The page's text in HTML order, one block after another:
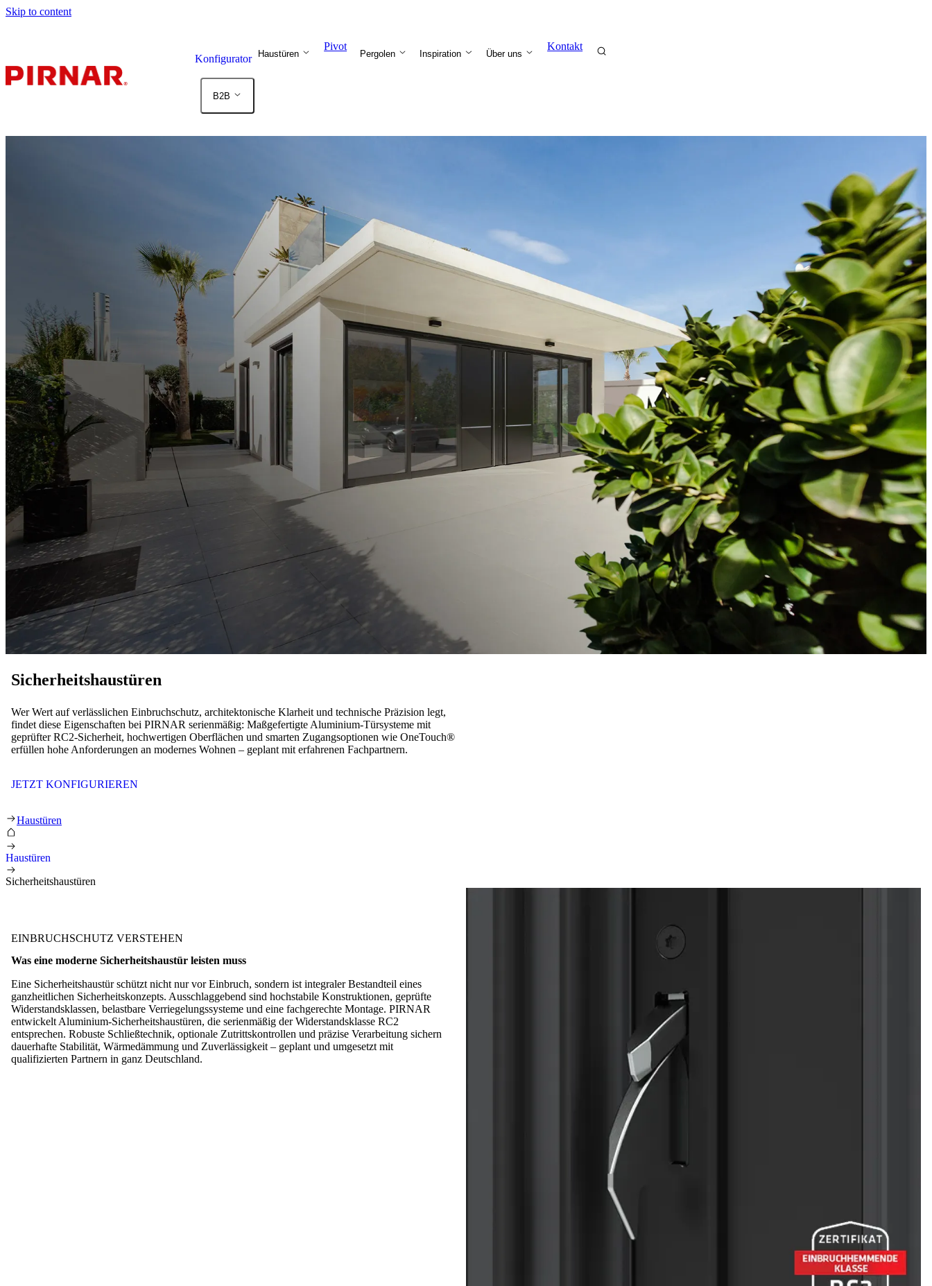
Skip to content
Konfigurator Haustüren
Pivot
Pergolen Inspiration Über uns
Kontakt
B2B
Sicherheitshaustüren
Wer Wert auf verlässlichen Einbruchschutz, architektonische Klarheit und technische Präzision legt,
findet diese Eigenschaften bei PIRNAR serienmäßig: Maßgefertigte Aluminium-Türsysteme mit
geprüfter RC2-Sicherheit, hochwertigen Oberflächen und smarten Zugangsoptionen wie OneTouch®
erfüllen hohe Anforderungen an modernes Wohnen – geplant mit erfahrenen Fachpartnern.
JETZT KONFIGURIEREN
Sicherheitshaustüren
Haustüren
Haustüren
Sicherheitshaustüren
EINBRUCHSCHUTZ VERSTEHEN
Was eine moderne Sicherheitshaustür leisten muss
Eine Sicherheitshaustür schützt nicht nur vor Einbruch, sondern ist integraler Bestandteil eines
ganzheitlichen Sicherheitskonzepts. Ausschlaggebend sind hochstabile Konstruktionen, geprüfte
Widerstandsklassen, belastbare Verriegelungssysteme und eine fachgerechte Montage. PIRNAR
entwickelt Aluminium-Sicherheitshaustüren, die serienmäßig der Widerstandsklasse RC2
entsprechen. Robuste Schließtechnik, optionale Zutrittskontrollen und präzise Verarbeitung sichern
dauerhafte Stabilität, Wärmedämmung und Zuverlässigkeit – geplant und umgesetzt mit
qualifizierten Partnern in ganz Deutschland.